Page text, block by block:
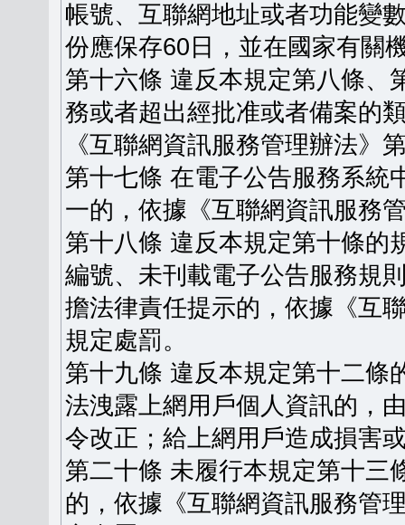
帳號、互聯網地址或者功能變
份應保存60日，並在國家有關
第十六條 違反本規定第八條、
務或者超出經批准或者備案的
《互聯網資訊服務管理辦法》
第十七條 在電子公告服務系統
一的，依據《互聯網資訊服務
第十八條 違反本規定第十條的
編號、未刊載電子公告服務規
擔法律責任提示的，依據《互
規定處罰。
第十九條 違反本規定第十二條
法洩露上網用戶個人資訊的，
令改正；給上網用戶造成損害
第二十條 未履行本規定第十三
的，依據《互聯網資訊服務管